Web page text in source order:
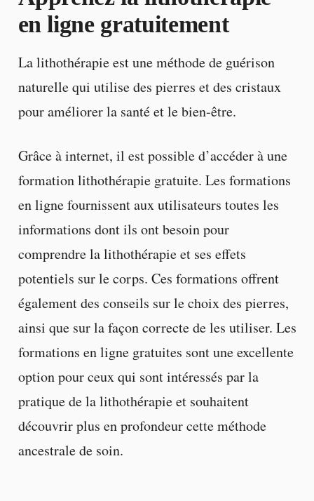
en ligne gratuitement
La lithothérapie est une méthode de guérison
naturelle qui utilise des pierres et des cristaux
pour améliorer la santé et le bien-être.
Grâce à internet, il est possible d’accéder à une
formation lithothérapie gratuite. Les formations
en ligne fournissent aux utilisateurs toutes les
informations dont ils ont besoin pour
comprendre la lithothérapie et ses effets
potentiels sur le corps. Ces formations offrent
également des conseils sur le choix des pierres,
ainsi que sur la façon correcte de les utiliser. Les
formations en ligne gratuites sont une excellente
option pour ceux qui sont intéressés par la
pratique de la lithothérapie et souhaitent
découvrir plus en profondeur cette méthode
ancestrale de soin.